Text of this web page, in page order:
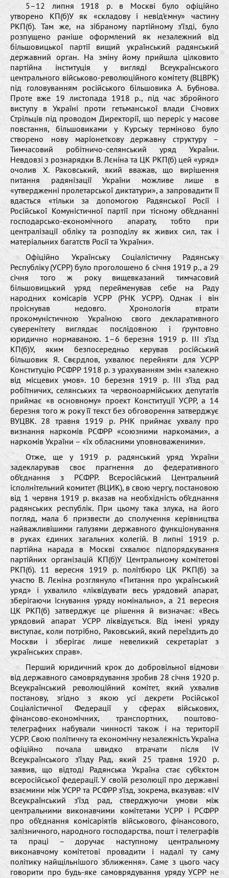
5–12 липня 1918 р. в Москві було офіційно
утворено КП(б)У як «складову і невід’ємну» частину
РКП(б). Там же, на зібраному партійному з’їзді, було
розпущено раніше оформлений як незалежний від
більшовицької партії вищий український радянський
державний орган. На зміну йому прийшла цілковито
партійна інституція у вигляді Всеукраїнського
центрального військово-революційного комітету (ВЦВРК)
під головуванням російського більшовика А. Бубнова.
Проте вже 19 листопада 1918 р., під час збройного
виступу в Україні проти гетьманської влади Січових
Стрільців під проводом Директорії, що переріс у масове
повстання, більшовиками у Курську терміново було
створено нову маріонеткову державну структуру –
Тимчасовий робітничо-селянський уряд України.
Невдовзі з рознарядки В. Лєніна та ЦК РКП(б) цей «уряд»
очолив Х. Раковський, який вважав, що вирішення
питання радянізації України можливе лише в
«утвердженні пролетарської диктатури», а запровадити її
вдасться «тільки за допомогою Радянської Росії і
Російської Комуністичної партії при тісному об’єднанні
господарсько-економічного апарату, тобто при
централізації обліку та розподілу як живих сил, так і
матеріальних багатств Росії та України».
Офіційно Українську Соціалістичну Радянську
Республіку (УСРР) було проголошено 6 січня 1919 р., а 29
січня того ж року вищевказаний тимчасовий
більшовицький уряд перейменував себе на Раду
народних комісарів УСРР (РНК УСРР). Однак і він
проіснував недовго. Хронологія втрати
прокомуністичною Україною свого декларативного
суверенітету виглядає послідовною і ґрунтовно
юридично нормаваною. 1–6 березня 1919 р. ІІІ з’їзд
КП(б)У, яким безпосередньо керував російський
більшовик Я. Свєрдлов, ухвалює перейняти для УСРР
Конституцію РСФРР 1918 р. з урахуванням змін «залежно
від місцевих умов». 10 березня 1919 р. ІІІ з’їзд рад
робітничих, селянських та червоноармійських депутатів
приймає «в основному» проект Конституції УСРР, а 14
березня того ж року її текст без обговорення затверджує
ВУЦВК. 28 травня 1919 р. РНК приймає ухвалу про
визнання наркомів РСФРР «союзними наркомами», а
наркомів України – «їх обласними уповноваженими».
Отже, ще у 1919 р. радянський уряд України
задекларував своє прагнення до федеративного
об’єднання з РСФРР. Всеросійський Центральний
ісполнітельний комитет (ВЦИК), в свою чергу, постановою
від 1 червня 1919 р. вказав на необхідність об’єднання
радянських республік. При цьому така злука, на його
погляд, мала б призвести до сполучення керівництва
найважливішими галузями державного функціонування
в руках єдиних загальних колегій. В липні 1919 р.
партійна нарада в Москві схвалює підпорядкування
партійних організацій КП(б)У Центральному комітетові
РКП(б). 11 вересня 1919 р. політбюро ЦК РКП(б) за
участю В. Лєніна розглянуло «Питання про український
уряд» і ухвалило «ліквідувати весь урядовий апарат,
зберігаючи існування уряду номінально», а 21 вересня
ЦК РКП(б) затверджує це рішення й визначає: «Весь
урядовий апарат УСРР ліквідується. Від імені уряду
виступає, коли потрібно, Раковський, який переїздить до
Москви і зберігає лише невеликий секретаріат з
українських справ».
Перший юридичний крок до добровільної відмови
від державного самоврядування зробив 28 січня 1920 р.
Всеукраїнський революційний комітет, який ухвалив
постанову, згідно з якою усі декрети Російської
Соціалістичної Федерації у сферах військових,
фінансово-економічних, транспортних, поштово-
телеграфних набували чинності також і на території
УСРР. Свою політичну та економічну незалежність Україна
офіційно почала швидко втрачати після IV
Всеукраїнського з’їзду Рад, який 25 травня 1920 р.
заявив, що відтоді Радянська Україна стає суб’єктом
всеросійської федерації. У своїй резолюції про державні
взаємини між УСРР та РСФРР з’їзд, зокрема, вказував: «IV
Всеукраїнський з’їзд рад, стверджуючи умови між
центральними виконавчими комітетами УСРР і РСФРР
про об’єднання комісаріятів військового, фінансового,
залізничного, народного господарства, пошт і телеграфів
та праці – доручає наступному центральному
виконавчому комітетові провадити і надалі ту саму
політику найщільнішого зближення». Саме з цього часу
говорити про будь-яке самоврядування уряду УСРР не